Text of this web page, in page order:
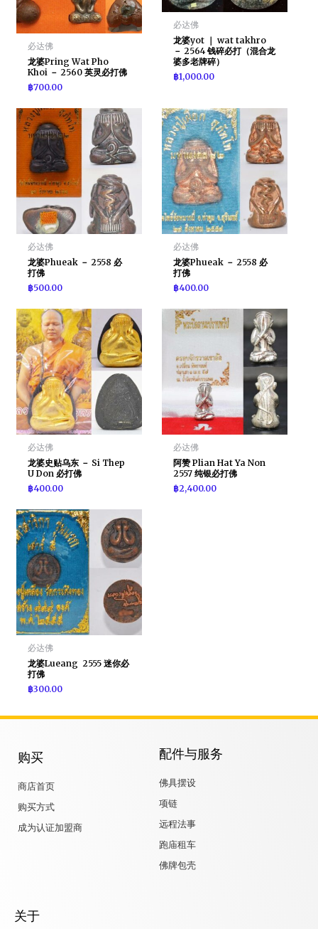
必达佛
龙婆Pring Wat Pho
Khoi － 2560 英灵必打佛
฿700.00
必达佛
龙婆yot ｜ wat takhro
－ 2564 钱碎必打（混合龙
婆多老牌碎）
฿1,000.00
必达佛
龙婆Phueak － 2558 必
打佛
฿500.00
必达佛
龙婆Phueak － 2558 必
打佛
฿400.00
必达佛
龙婆史贴乌东 － Si Thep
U Don 必打佛
฿400.00
必达佛
阿赞 Plian Hat Ya Non
2557 纯银必打佛
฿2,400.00
必达佛
龙婆Lueang 2555 迷你必
打佛
฿300.00
购买
商店首页
购买方式
成为认证加盟商
配件与服务
佛具摆设
项链
远程法事
跑庙租车
佛牌包壳
关于